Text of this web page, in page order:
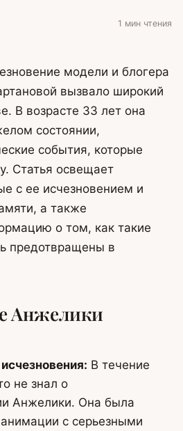
1 мин чтения
модели и блогера
вызвало широкий
В возрасте 33 лет она
состоянии,
события, которые
Статья освещает
с ее исчезновением и
а также
о том, как такие
предотвращены в
Анжелики
В течение
не знал о
Анжелики. Она была
с серьезными